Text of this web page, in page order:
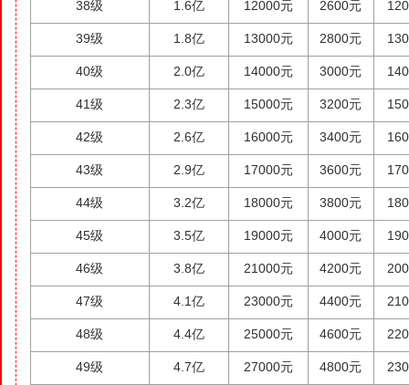
38级 1.6亿 12000元 2600元
39级 1.8亿 13000元 2800元
40级 2.0亿 14000元 3000元
41级 2.3亿 15000元 3200元
42级 2.6亿 16000元 3400元
43级 2.9亿 17000元 3600元
44级 3.2亿 18000元 3800元
45级 3.5亿 19000元 4000元
46级 3.8亿 21000元 4200元
47级 4.1亿 23000元 4400元
48级 4.4亿 25000元 4600元
49级 4.7亿 27000元 4800元